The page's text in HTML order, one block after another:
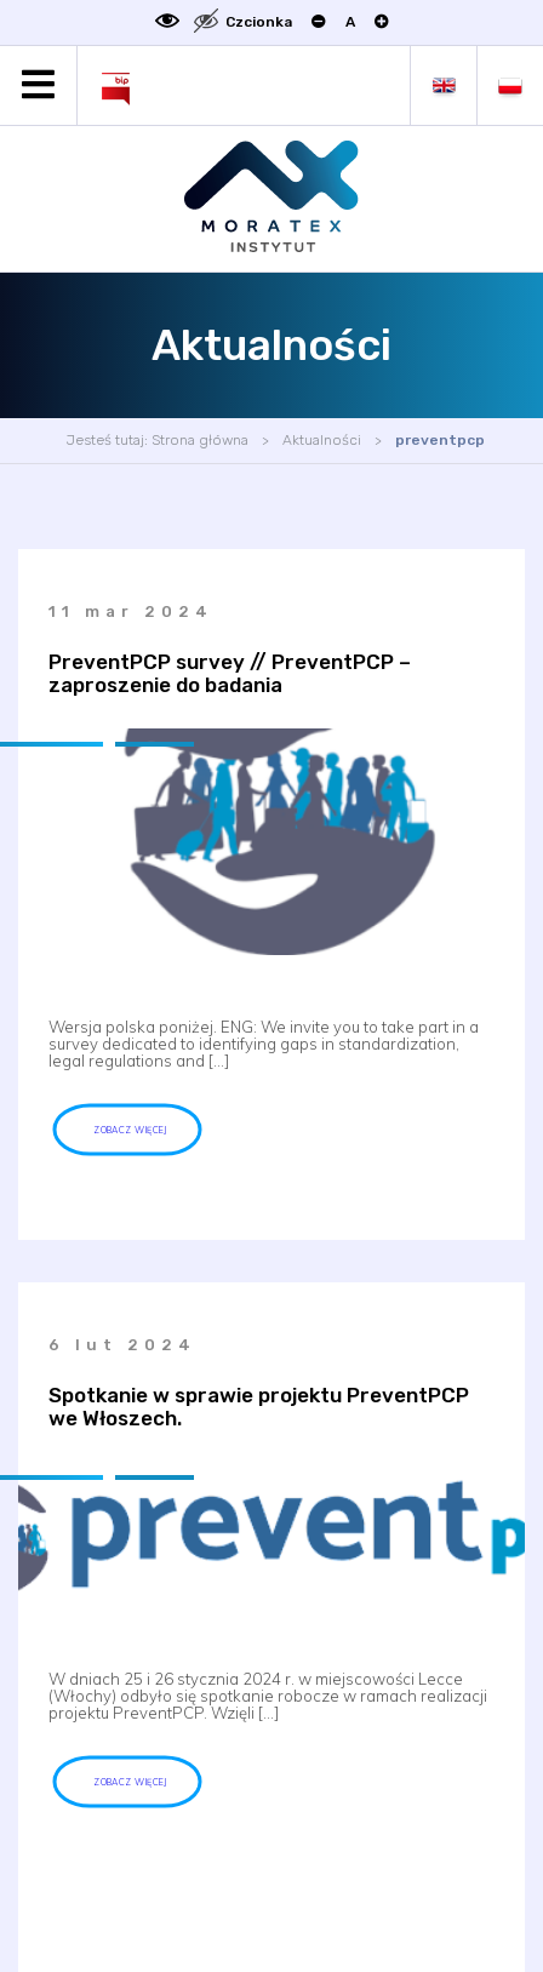
Czcionka A
OGŁOSZENIA
DEKLARACJA DOSTĘPNOŚCI
Aktualności
Jesteś tutaj: Strona główna Aktualności preventpcp
11 mar 2024
PreventPCP survey // PreventPCP –
zaproszenie do badania
Wersja polska poniżej. ENG: We invite you to take part in a
survey dedicated to identifying gaps in standardization,
legal regulations and […]
ZOBACZ WIĘCEJ
6 lut 2024
Spotkanie w sprawie projektu PreventPCP
we Włoszech.
W dniach 25 i 26 stycznia 2024 r. w miejscowości Lecce
(Włochy) odbyło się spotkanie robocze w ramach realizacji
projektu PreventPCP. Wzięli […]
ZOBACZ WIĘCEJ